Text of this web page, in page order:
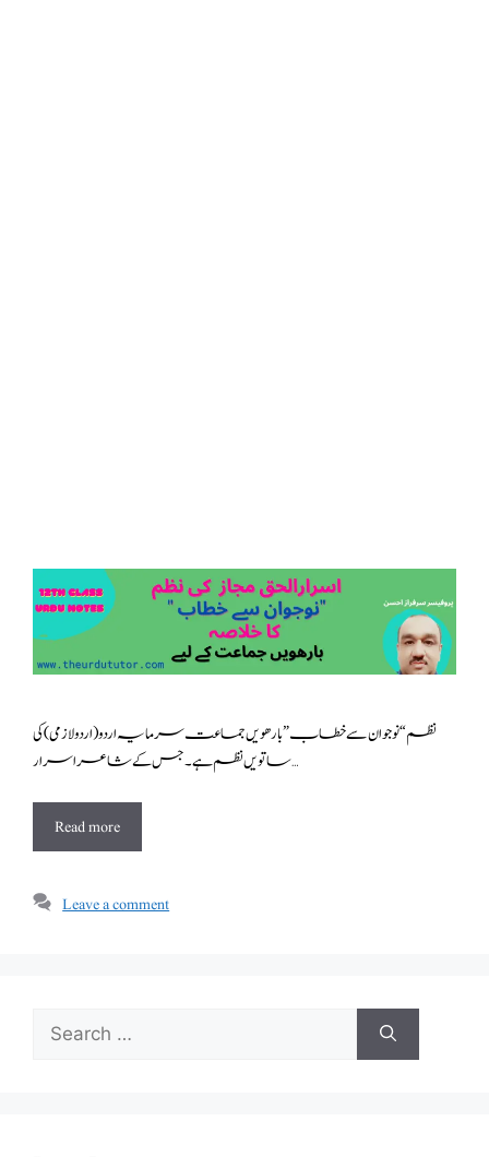
نظم “نوجوان سے خطاب” بارھویں جماعت سرمایہ اردو ( اردولازمی ) کی
ساتویں نظم ہے ۔ جس کے شاعر اسرار …
Read more
Leave a comment
Search
for: